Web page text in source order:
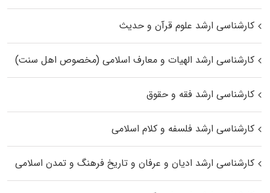
کارشناسی ارشد علوم قرآن و حدیث
کارشناسی ارشد الهیات و معارف اسلامی (مخصوص اهل سنت)
کارشناسی ارشد فقه و حقوق
کارشناسی ارشد فلسفه و کلام اسلامی
کارشناسی ارشد ادیان و عرفان و تاریخ فرهنگ و تمدن اسلامی